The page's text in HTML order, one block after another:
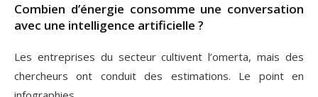
Combien d’énergie consomme une conversation
avec une intelligence artificielle ?
Les entreprises du secteur cultivent l’omerta, mais des
chercheurs ont conduit des estimations. Le point en